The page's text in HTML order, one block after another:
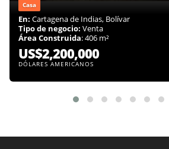
Casa
En: Cartagena de Indias, Bolívar
Tipo de negocio: Venta
Área Construida: 406 m²
US$2,200,000
DÓLARES AMERICANOS